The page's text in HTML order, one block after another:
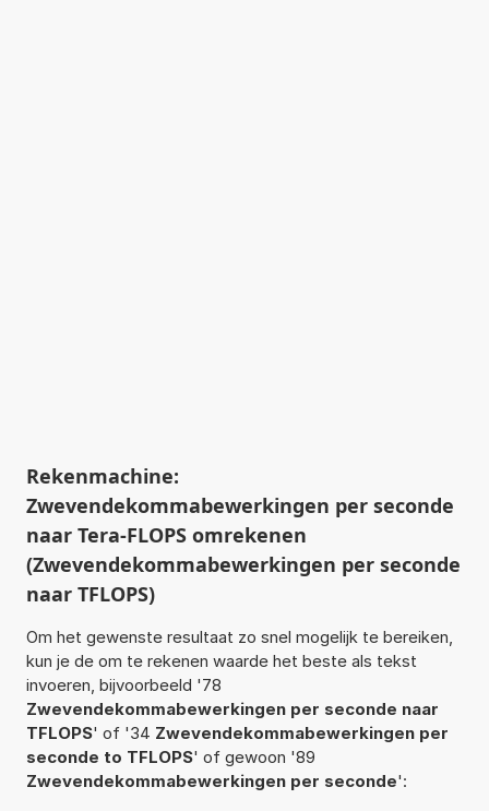
Rekenmachine:
Zwevendekommabewerkingen per seconde
naar Tera-FLOPS omrekenen
(Zwevendekommabewerkingen per seconde
naar TFLOPS)
Om het gewenste resultaat zo snel mogelijk te bereiken,
kun je de om te rekenen waarde het beste als tekst
invoeren, bijvoorbeeld '78
Zwevendekommabewerkingen per seconde naar
TFLOPS' of '34 Zwevendekommabewerkingen per
seconde to TFLOPS' of gewoon '89
Zwevendekommabewerkingen per seconde':